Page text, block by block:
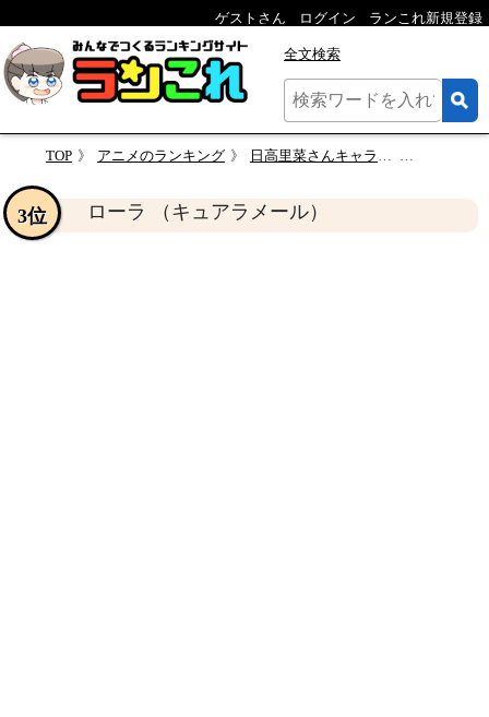
ゲストさん ログイン ランこれ新規登録
全文検索
TOP アニメのランキング 日高里菜さんキャラランキング・人気投票
ローラ （キュアラメール）
3位